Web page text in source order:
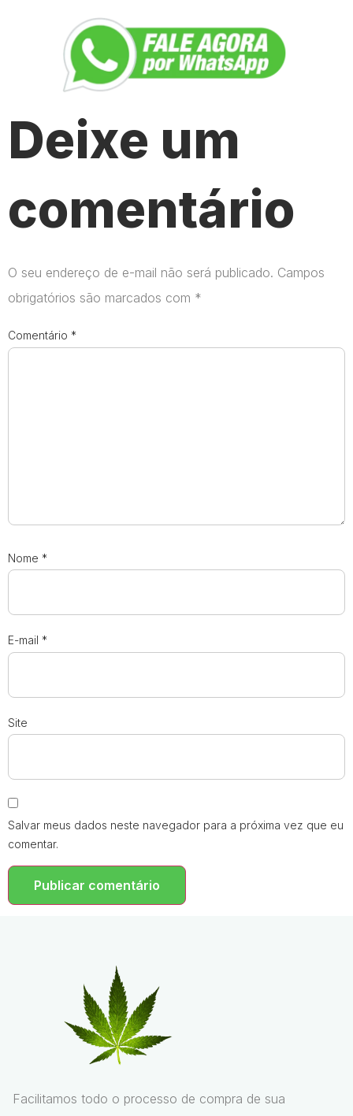
Deixe um
comentário
O seu endereço de e-mail não será publicado. Campos
obrigatórios são marcados com *
Comentário *
Nome *
E-mail *
Site
Salvar meus dados neste navegador para a próxima vez que eu
comentar.
Facilitamos todo o processo de compra de sua